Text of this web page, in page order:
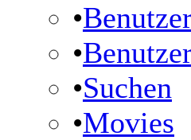
•
•
•Suchen
•Movies